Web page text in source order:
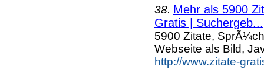
38. Mehr als 5900
Gratis | Suchergeb...
5900 Zitate,
Webseite als Bild,
http://www.zitate-